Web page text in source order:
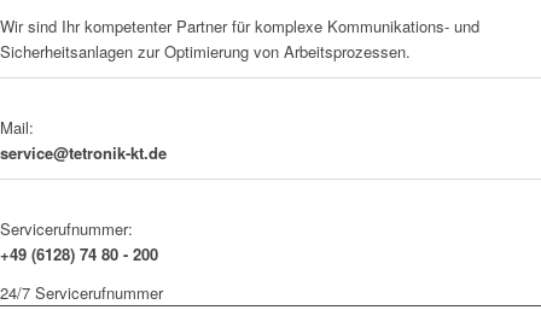
Wir sind Ihr kompetenter Partner für komplexe Kommunikations- und
Sicherheitsanlagen zur Optimierung von Arbeitsprozessen.
Mail:
service@tetronik-kt.de
Servicerufnummer:
+49 (6128) 74 80 - 200
24/7 Servicerufnummer